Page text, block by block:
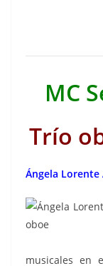
MC
Trío
Ángela Lorente
musicales en